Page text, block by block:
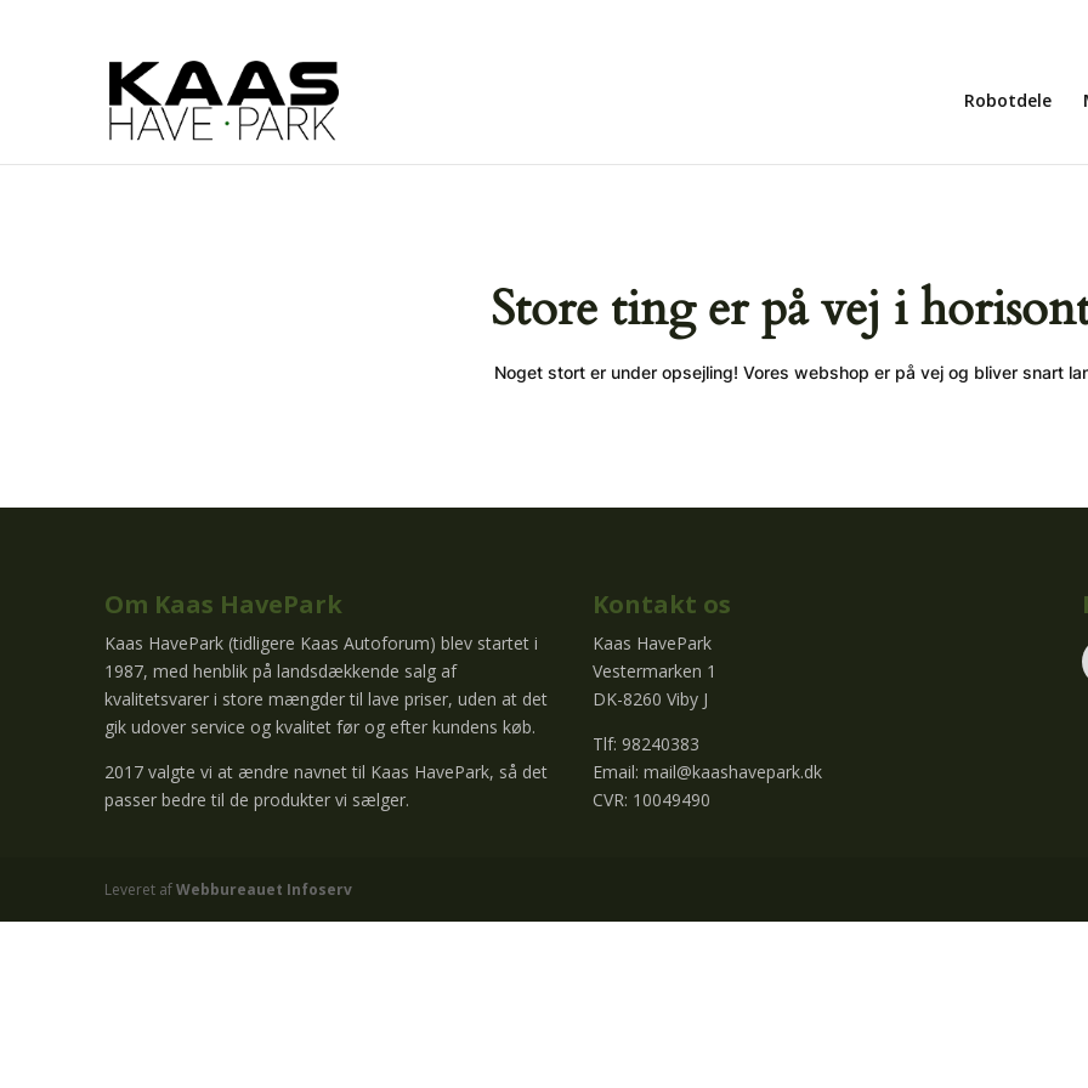
Robotdele
Store ting er på vej i
Noget stort er under opsejling! Vores webshop er på vej og bliver snart
Om Kaas HavePark
Kaas HavePark (tidligere Kaas Autoforum) blev startet i
1987, med henblik på landsdækkende salg af
kvalitetsvarer i store mængder til lave priser, uden at det
gik udover service og kvalitet før og efter kundens køb.
2017 valgte vi at ændre navnet til Kaas HavePark, så det
passer bedre til de produkter vi sælger.
Kontakt os
Kaas HavePark
Vestermarken 1
DK-8260 Viby J
Tlf: 98240383
Email:mail@kaashavepark.dk
CVR: 10049490
Leveret afWebbureauet Infoserv